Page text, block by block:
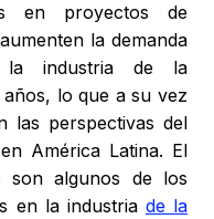
en proyectos de
la demanda
la industria de la
lo que a su vez
las perspectivas del
América Latina. El
algunos de los
en la industria de la